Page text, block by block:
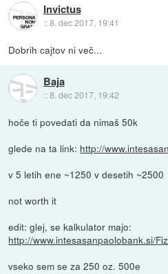
Invictus
::8. dec 2017, 19:41
Dobrih cajtov ni več...
Baja
::8. dec 2017, 19:42
hoče ti povedati da nimaš 50k
glede na ta link: http://
v 5 letih ene ~1250 v desetih ~2500
not worth it
edit: glej, se kalkulator majo:
http://www.intesasanpaolobank.si/
vseko sem se za 250 oz. 500e